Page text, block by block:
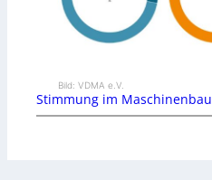
Bild: VDMA e.V.
Stimmung im Maschinenbau